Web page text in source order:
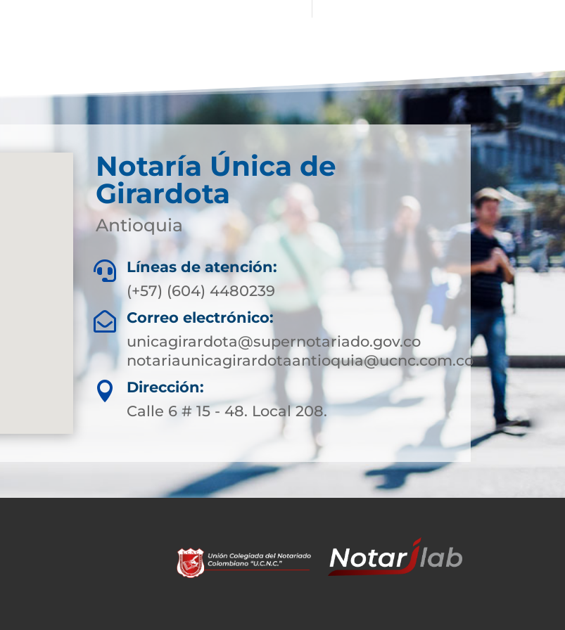
Notaría Única de
Girardota
Antioquia

Líneas de atención:
(+57) (604) 4480239

Correo electrónico:
unicagirardota@supernotariado.gov.co
notariaunicagirardotaantioquia@ucnc.com.co

Dirección:
Calle 6 # 15 - 48. Local 208.